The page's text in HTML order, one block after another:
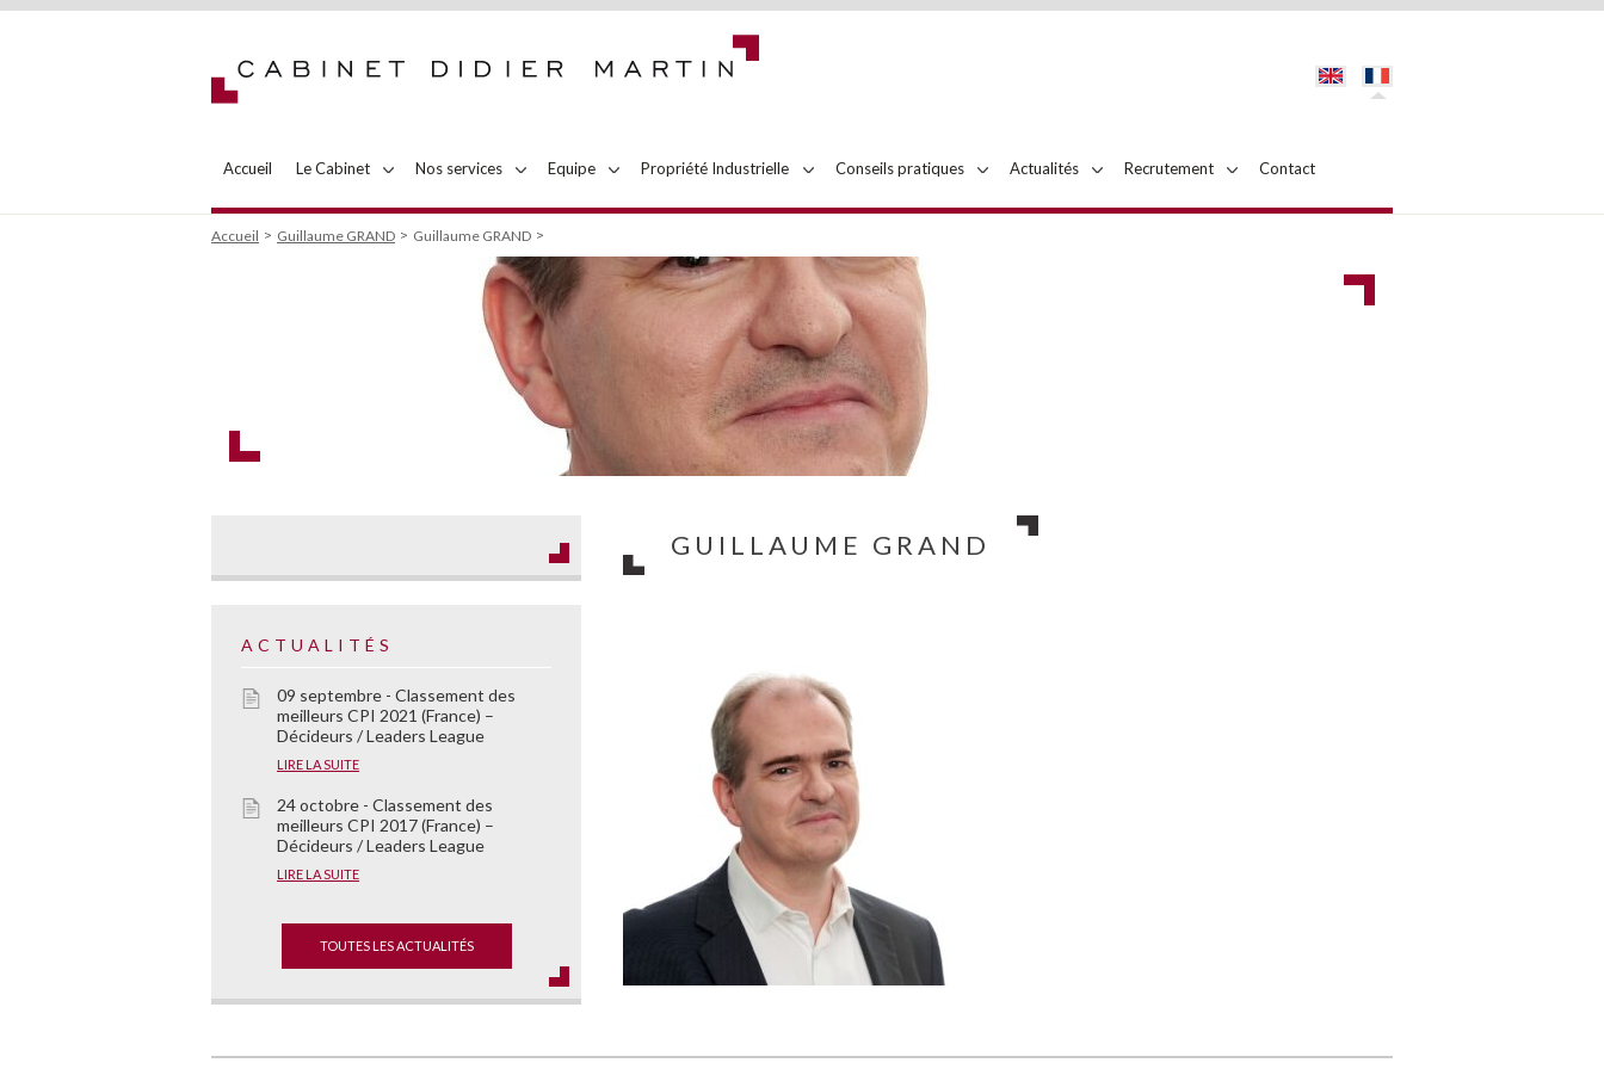
Accueil Le Cabinet Nos services Equipe Propriété Industrielle Conseilspratiques Actualités Recrutement Contact
Accueil Guillaume GRAND Guillaume GRAND
ACTUALITÉS
09 septembre - Classement des
meilleurs CPI 2021 (France) –
Décideurs / Leaders League
LIRE LA SUITE
24 octobre - Classement des
meilleurs CPI 2017 (France) –
Décideurs / Leaders League
LIRE LA SUITE
TOUTES LES ACTUALITÉS
GUILLAUME GRAND